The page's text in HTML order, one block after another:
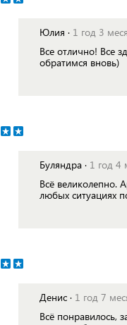
Юлия · 1 год 3
Все отлично! Все
обратимся вновь)
Буляндра · 1 год 4
Всё великолепно.
любых ситуациях
Денис · 1 год 7
Всё понравилось,